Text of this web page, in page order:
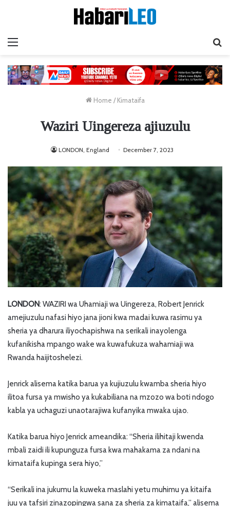
Home / Kimataifa
Waziri Uingereza ajiuzulu
LONDON, England December 7, 2023
LONDON: WAZIRI wa Uhamiaji wa Uingereza, Robert Jenrick
amejiuzulu nafasi hiyo jana jioni kwa madai kuwa rasimu ya
sheria ya dharura iliyochapishwa na serikali inayolenga
kufanikisha mpango wake wa kuwafukuza wahamiaji wa
Rwanda haijitoshelezi.
Jenrick alisema katika barua ya kujiuzulu kwamba sheria hiyo
ilitoa fursa ya mwisho ya kukabiliana na mzozo wa boti ndogo
kabla ya uchaguzi unaotarajiwa kufanyika mwaka ujao.
Katika barua hiyo Jenrick ameandika: “Sheria ilihitaji kwenda
mbali zaidi ili kupunguza fursa kwa mahakama za ndani na
kimataifa kupinga sera hiyo,”
“Serikali ina jukumu la kuweka maslahi yetu muhimu ya kitaifa
juu ya tafsiri zinazopingwa sana za sheria za kimataifa,” alisema